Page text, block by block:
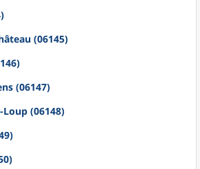
(06145)
(06147)
(06148)